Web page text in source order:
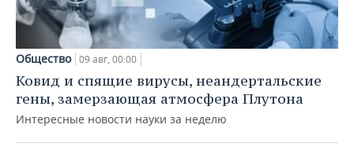
Общество 09 авг, 00:00
Ковид и спящие вирусы, неандертальские
гены, замерзающая атмосфера Плутона
Интересные новости науки за неделю